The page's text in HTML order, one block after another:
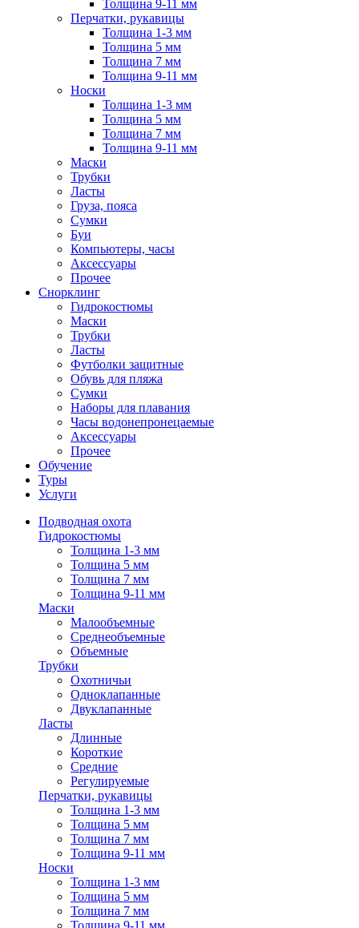
Толщина 9-11 мм
Перчатки, рукавицы
Толщина 1-3 мм
Толщина 5 мм
Толщина 7 мм
Толщина 9-11 мм
Носки
Толщина 1-3 мм
Толщина 5 мм
Толщина 7 мм
Толщина 9-11 мм
Маски
Трубки
Ласты
Груза, пояса
Сумки
Буи
Компьютеры, часы
Аксессуары
Прочее
Снорклинг
Гидрокостюмы
Маски
Трубки
Ласты
Футболки защитные
Обувь для пляжа
Сумки
Наборы для плавания
Часы водонепронецаемые
Аксессуары
Прочее
Обучение
Туры
Услуги
Подводная охота
Гидрокостюмы
Толщина 1-3 мм
Толщина 5 мм
Толщина 7 мм
Толщина 9-11 мм
Маски
Малообъемные
Среднеобъемные
Объемные
Трубки
Охотничьи
Одноклапанные
Двуклапанные
Ласты
Длинные
Короткие
Средние
Регулируемые
Перчатки, рукавицы
Толщина 1-3 мм
Толщина 5 мм
Толщина 7 мм
Толщина 9-11 мм
Носки
Толщина 1-3 мм
Толщина 5 мм
Толщина 7 мм
Толщина 9-11 мм